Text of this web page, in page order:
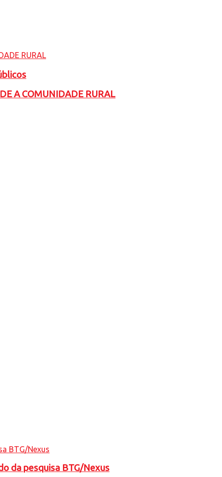
A COMUNIDADE RURAL
da pesquisa BTG/Nexus